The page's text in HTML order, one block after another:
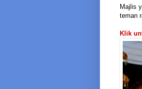
Majlis
teman
Klik